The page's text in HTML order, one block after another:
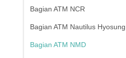
Bagian ATM NCR
Bagian ATM Nautilus Hyosung
Bagian ATM NMD